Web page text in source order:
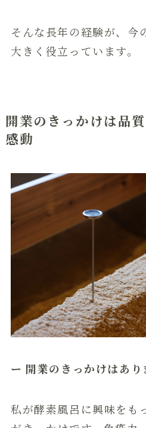
そんな長年の経験が、今
大きく役立っています。
開業のきっかけは品
感動
ー 開業のきっかけはあり
私が酵素風呂に興味をも